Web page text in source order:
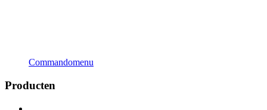
Commandomenu
Producten